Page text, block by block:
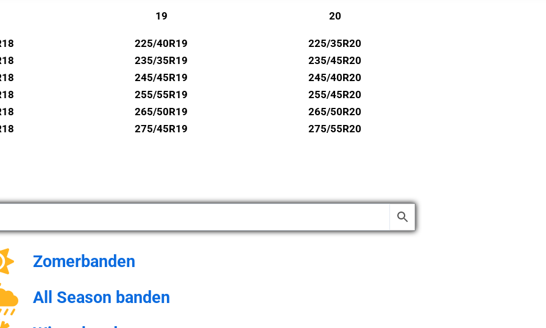
19
225/40R19
235/35R19
245/45R19
255/55R19
265/50R19
275/45R19
20
225/35R20
235/45R20
245/40R20
255/45R20
265/50R20
275/55R20
Zomerbanden
All Season banden